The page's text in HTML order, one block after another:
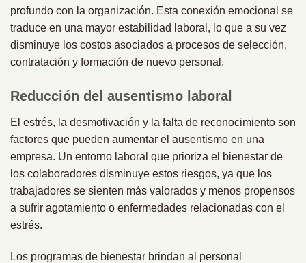
profundo con la organización. Esta conexión emocional se
traduce en una mayor estabilidad laboral, lo que a su vez
disminuye los costos asociados a procesos de selección,
contratación y formación de nuevo personal.
Reducción del ausentismo laboral
El estrés, la desmotivación y la falta de reconocimiento son
factores que pueden aumentar el ausentismo en una
empresa. Un entorno laboral que prioriza el bienestar de
los colaboradores disminuye estos riesgos, ya que los
trabajadores se sienten más valorados y menos propensos
a sufrir agotamiento o enfermedades relacionadas con el
estrés.
Los programas de bienestar brindan al personal